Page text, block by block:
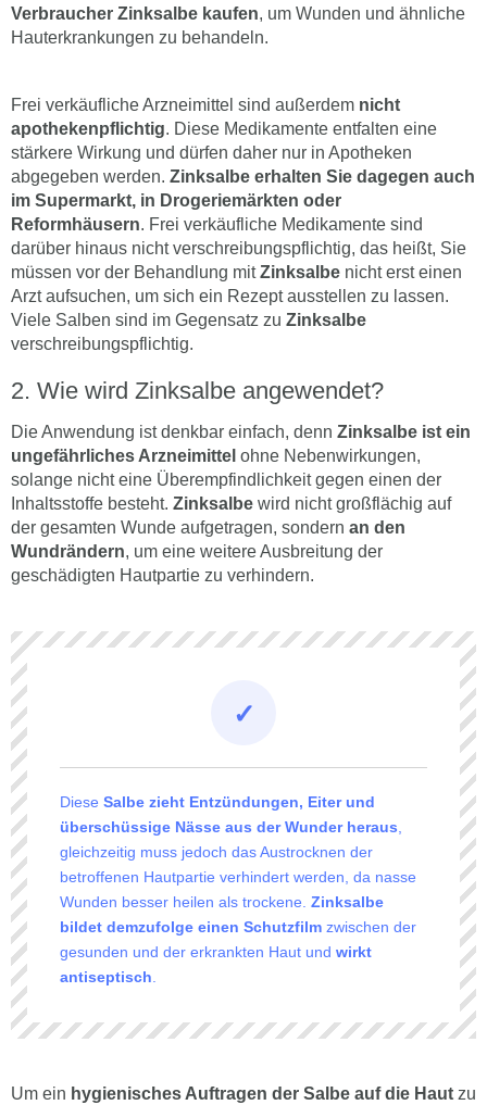
Verbraucher Zinksalbe kaufen, um Wunden und ähnliche
Hauterkrankungen zu behandeln.
Frei verkäufliche Arzneimittel sind außerdem nicht
apothekenpflichtig. Diese Medikamente entfalten eine
stärkere Wirkung und dürfen daher nur in Apotheken
abgegeben werden. Zinksalbe erhalten Sie dagegen auch
im Supermarkt, in Drogeriemärkten oder
Reformhäusern. Frei verkäufliche Medikamente sind
darüber hinaus nicht verschreibungspflichtig, das heißt, Sie
müssen vor der Behandlung mitZinksalbe nicht erst einen
Arzt aufsuchen, um sich ein Rezept ausstellen zu lassen.
Viele Salben sind im Gegensatz zu Zinksalbe
verschreibungspflichtig.
Wie wird Zinksalbe angewendet?
Die Anwendung ist denkbar einfach, denn Zinksalbe ist ein
ungefährliches Arzneimittel ohne Nebenwirkungen,
solange nicht eine Überempfindlichkeit gegen einen der
Inhaltsstoffe besteht. Zinksalbe wird nicht großflächig auf
der gesamten Wunde aufgetragen, sondern an den
Wundrändern, um eine weitere Ausbreitung der
geschädigten Hautpartie zu verhindern.
Diese Salbe zieht Entzündungen, Eiter und
überschüssige Nässe aus der Wunder heraus
gleichzeitig muss jedoch das Austrocknen der
betroffenen Hautpartie verhindert werden, da nasse
Wunden besser heilen als trockene. Zinksalbe
bildet demzufolge einen Schutzfilm zwischen der
gesunden und der erkrankten Haut und wirkt
antiseptisch
Um ein hygienisches Auftragen der Salbe auf die Haut zu